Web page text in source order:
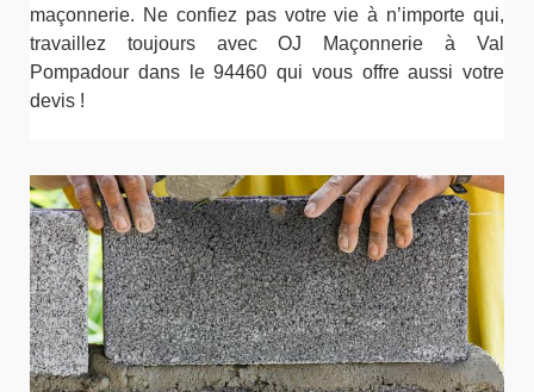
maçonnerie. Ne confiez pas votre vie à n’importe qui,
travaillez toujours avec OJ Maçonnerie à Val
Pompadour dans le 94460 qui vous offre aussi votre
devis !